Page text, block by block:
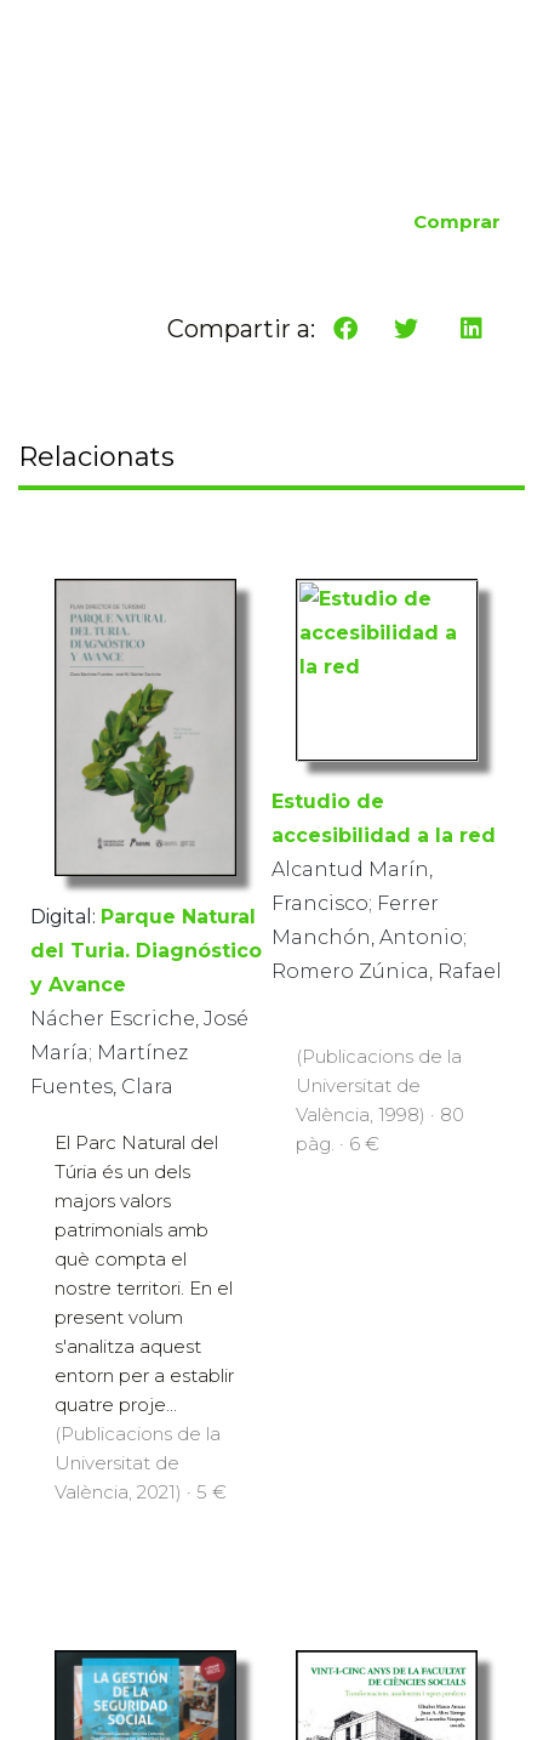
Comprar
Compartir a:
Relacionats
Digital: Parque Natural
del Turia. Diagnóstico
y Avance
Nácher Escriche, José
María; Martínez
Fuentes, Clara
El Parc Natural del
Túria és un dels
majors valors
patrimonials amb
què compta el
nostre territori. En el
present volum
s'analitza aquest
entorn per a establir
quatre proje...
(Publicacions de la
Universitat de
València, 2021) · 5 €
Estudio de
accesibilidad a la red
Alcantud Marín,
Francisco; Ferrer
Manchón, Antonio;
Romero Zúnica, Rafael
(Publicacions de la
Universitat de
València, 1998) · 80
pàg. · 6 €